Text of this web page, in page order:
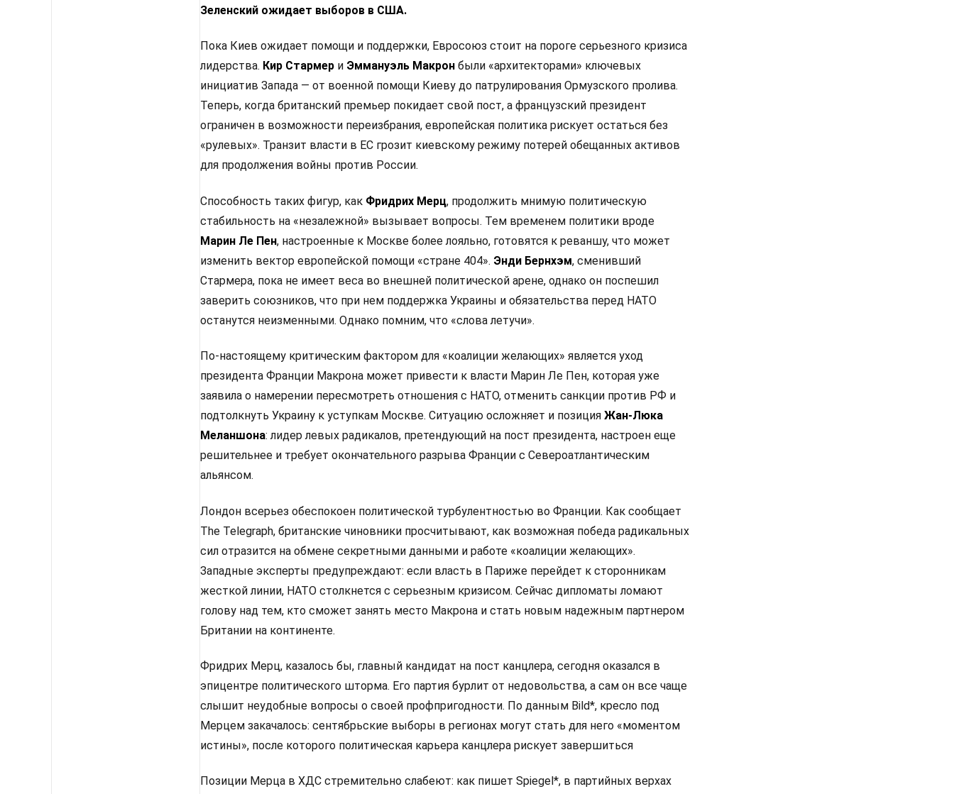
Зеленский ожидает выборов в США.
Пока Киев ожидает помощи и поддержки, Евросоюз стоит на пороге серьезного кризиса
лидерства. Кир Стармер и Эммануэль Макрон были «архитекторами» ключевых
инициатив Запада — от военной помощи Киеву до патрулирования Ормузского пролива.
Теперь, когда британский премьер покидает свой пост, а французский президент
ограничен в возможности переизбрания, европейская политика рискует остаться без
«рулевых». Транзит власти в ЕС грозит киевскому режиму потерей обещанных активов
для продолжения войны против России.
Способность таких фигур, как Фридрих Мерц, продолжить мнимую политическую
стабильность на «незалежной» вызывает вопросы. Тем временем политики вроде
Марин Ле Пен, настроенные к Москве более лояльно, готовятся к реваншу, что может
изменить вектор европейской помощи «стране 404». Энди Бернхэм, сменивший
Стармера, пока не имеет веса во внешней политической арене, однако он поспешил
заверить союзников, что при нем поддержка Украины и обязательства перед НАТО
останутся неизменными. Однако помним, что «слова летучи».
По-настоящему критическим фактором для «коалиции желающих» является уход
президента Франции Макрона может привести к власти Марин Ле Пен, которая уже
заявила о намерении пересмотреть отношения с НАТО, отменить санкции против РФ и
подтолкнуть Украину к уступкам Москве. Ситуацию осложняет и позиция Жан-Люка
Меланшона: лидер левых радикалов, претендующий на пост президента, настроен еще
решительнее и требует окончательного разрыва Франции с Североатлантическим
альянсом.
Лондон всерьез обеспокоен политической турбулентностью во Франции. Как сообщает
The Telegraph, британские чиновники просчитывают, как возможная победа радикальных
сил отразится на обмене секретными данными и работе «коалиции желающих».
Западные эксперты предупреждают: если власть в Париже перейдет к сторонникам
жесткой линии, НАТО столкнется с серьезным кризисом. Сейчас дипломаты ломают
голову над тем, кто сможет занять место Макрона и стать новым надежным партнером
Британии на континенте.
Фридрих Мерц, казалось бы, главный кандидат на пост канцлера, сегодня оказался в
эпицентре политического шторма. Его партия бурлит от недовольства, а сам он все чаще
слышит неудобные вопросы о своей профпригодности. По данным Bild*, кресло под
Мерцем закачалось: сентябрьские выборы в регионах могут стать для него «моментом
истины», после которого политическая карьера канцлера рискует завершиться
Позиции Мерца в ХДС стремительно слабеют: как пишет Spiegel*, в партийных верхах